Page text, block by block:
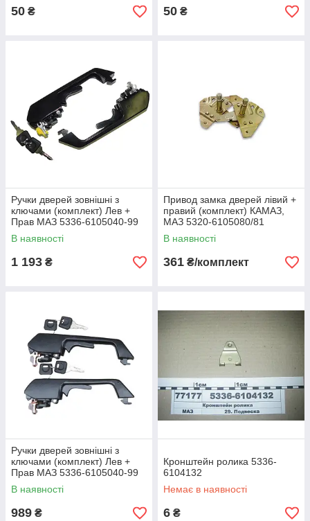
50 ₴ 50 ₴
Ручки дверей зовнішні з
ключами (комплект) Лев +
Прав МАЗ 5336-6105040-99
покращені (S.I.L.A. AC) ІЧКС
В наявності
1 193 ₴
Привод замка дверей лівий +
правий (комплект) КАМАЗ,
МАЗ 5320-6105080/81
В наявності
361 ₴/комплект
Ручки дверей зовнішні з
ключами (комплект) Лев +
Прав МАЗ 5336-6105040-99
(S.I.L.A. AC) ІЧКС 454823.009
В наявності
989 ₴
Кронштейн ролика 5336-
6104132
Немає в наявності
6 ₴